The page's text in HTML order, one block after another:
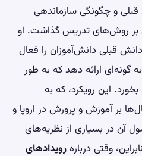
و چگونگی سازماندهی
بر روش‌های تدریس گذاشت. او
قبلی دانش‌آموزان را فعال
گونه‌ای ارائه دهد که به طور
این رویکرد، که به
بر آموزش و پرورش در اروپا و
آن در بسیاری از نظریه‌های
وقتی دربارهرویدادهای